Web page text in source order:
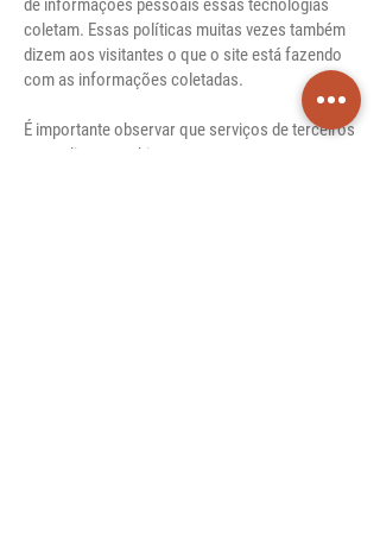
de informações pessoais essas tecnologias
coletam. Essas políticas muitas vezes também
dizem aos visitantes o que o site está fazendo
com as informações coletadas.
É importante observar que serviços de terceiros
que aplicam cookies ou usam outras